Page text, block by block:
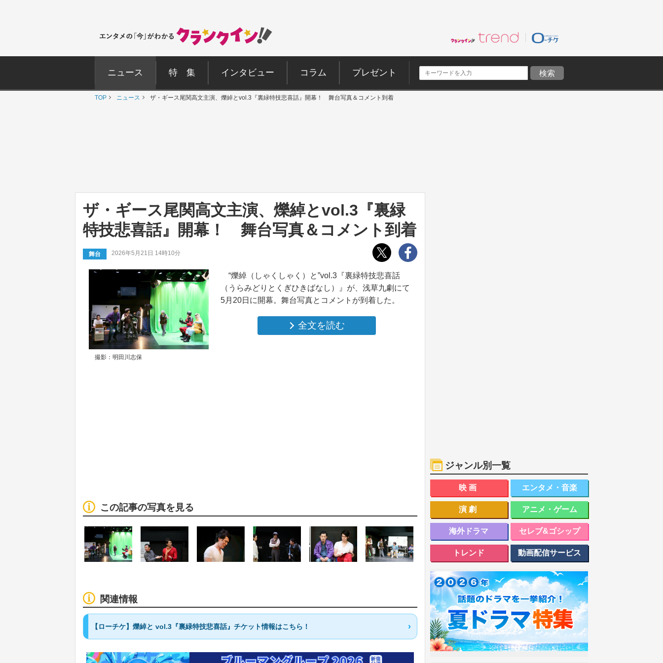
ニュース 特 集 インタビュー コラム プレゼント
TOP ニュース ザ・ギース尾関高文主演、爍綽とvol.3『裏緑特技悲喜話』開幕！ 舞台写真＆コメント到着
ザ・ギース尾関高文主演、爍綽とvol.3『裏緑
特技悲喜話』開幕！ 舞台写真＆コメント到着
舞台 2026年5月21日 14時10分
“爍綽（しゃくしゃく）と”vol.3『裏緑特技悲喜話
（うらみどりとくぎひきばなし）』が、浅草九劇にて
5月20日に開幕。舞台写真とコメントが到着した。
全文を読む
撮影：明田川志保
この記事の写真を見る
関連情報
【ローチケ】爍綽と vol.3『裏緑特技悲喜話』チケット情報はこちら！
ジャンル別一覧
映画 エンタメ・音楽
演劇 アニメ・ゲーム
海外ドラマ セレブ&ゴシップ
トレンド 動画配信サービス